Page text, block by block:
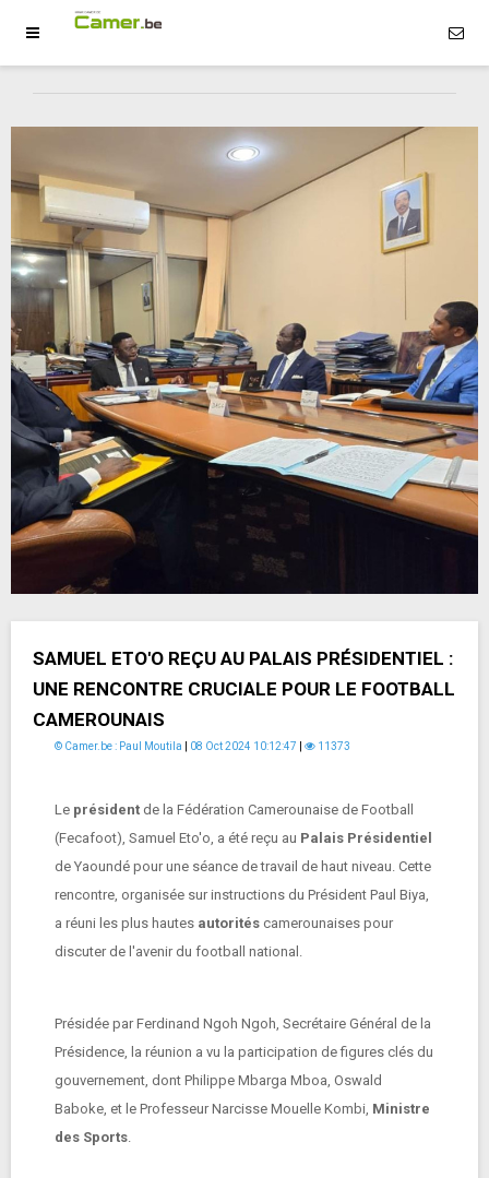
SAMUEL ETO'O REÇU AU PALAIS PRÉSIDENTIEL :
UNE RENCONTRE CRUCIALE POUR LE FOOTBALL
CAMEROUNAIS
© Camer.be : Paul Moutila 08 Oct 2024 10:12:47 11373
Le président de la Fédération Camerounaise de Football
(Fecafoot), Samuel Eto'o, a été reçu au Palais Présidentiel
de Yaoundé pour une séance de travail de haut niveau. Cette
rencontre, organisée sur instructions du Président Paul Biya,
a réuni les plus hautes autorités camerounaises pour
discuter de l'avenir du football national.
Présidée par Ferdinand Ngoh Ngoh, Secrétaire Général de la
Présidence, la réunion a vu la participation de figures clés du
gouvernement, dont Philippe Mbarga Mboa, Oswald
Baboke, et le Professeur Narcisse Mouelle Kombi, Ministre
des Sports.